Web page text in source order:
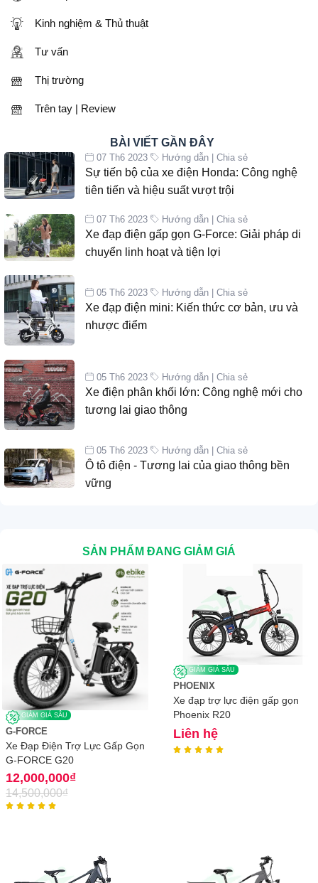
Kinh nghiệm & Thủ thuật
Tư vấn
Thị trường
Trên tay | Review
BÀI VIẾT GẦN ĐÂY
07 Th6 2023 Hướng dẫn | Chia sẻ
Sự tiến bộ của xe điện Honda: Công nghệ
tiên tiến và hiệu suất vượt trội
07 Th6 2023 Hướng dẫn | Chia sẻ
Xe đạp điện gấp gọn G-Force: Giải pháp di
chuyển linh hoạt và tiện lợi
05 Th6 2023 Hướng dẫn | Chia sẻ
Xe đạp điện mini: Kiến thức cơ bản, ưu và
nhược điểm
05 Th6 2023 Hướng dẫn | Chia sẻ
Xe điện phân khối lớn: Công nghệ mới cho
tương lai giao thông
05 Th6 2023 Hướng dẫn | Chia sẻ
Ô tô điện - Tương lai của giao thông bền
vững
SẢN PHẨM ĐANG GIẢM GIÁ
GIẢM GIÁ SÂU
G-FORCE
Xe Đạp Điện Trợ Lực Gấp Gọn
G-FORCE G20
14,500,000₫
12,000,000₫
    
GIẢM GIÁ SÂU
PHOENIX
Xe đạp trợ lực điện gấp gọn
Phoenix R20
Liên hệ
    